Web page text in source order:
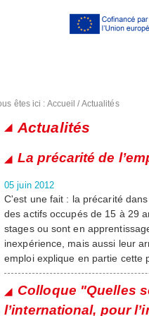
contenu
êtes ici : Accueil /Actualités
Actualités
La précarité de
05 juin 2012
C'est une fait : la précarité
des actifs occupés de 15 à 29
stages ou sont en
inexpérience, mais aussi leur
emploi explique en partie cette
Colloque "Quelles
l’international, pour
Pages